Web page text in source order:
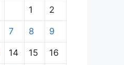
1 2
7 8 9
14 15 16